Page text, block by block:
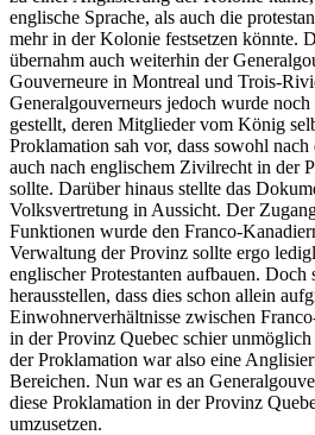
englische Sprache, als auch die
mehr in der Kolonie festsetzen könnte.
übernahm auch weiterhin der
Gouverneure in Montreal und Trois-
Generalgouverneurs jedoch wurde
gestellt, deren Mitglieder vom König
Proklamation sah vor, dass sowohl
auch nach englischem Zivilrecht in der
sollte. Darüber hinaus stellte das
Volksvertretung in Aussicht. Der
Funktionen wurde den Franco-
Verwaltung der Provinz sollte ergo
englischer Protestanten aufbauen. Doch
herausstellen, dass dies schon allein
Einwohnerverhältnisse zwischen
in der Provinz Quebec schier
der Proklamation war also eine
Bereichen. Nun war es an
diese Proklamation in der Provinz
umzusetzen.